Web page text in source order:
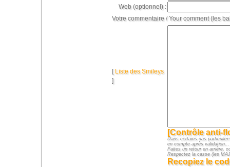
Web (optionnel) :
Votre commentaire / Your comment (les
[ Liste des Smileys
]
[Contrôle anti-
Dans certains cas
en compte après
Faites un retour en arrière,
Respectez la casse (les
Recopiez le